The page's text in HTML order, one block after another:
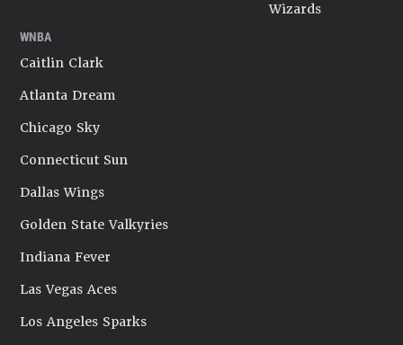
Wizards
WNBA
Caitlin Clark
Atlanta Dream
Chicago Sky
Connecticut Sun
Dallas Wings
Golden State Valkyries
Indiana Fever
Las Vegas Aces
Los Angeles Sparks